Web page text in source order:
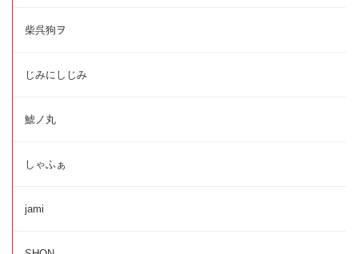
柴呉狗ヲ
じみにしじみ
鯱ノ丸
しゃふぁ
jami